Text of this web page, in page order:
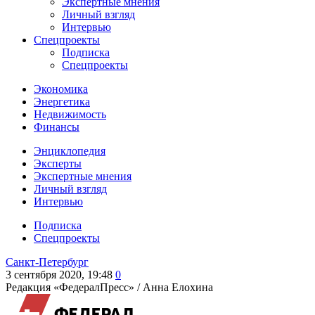
Личный взгляд
Интервью
Спецпроекты
Подписка
Спецпроекты
Экономика
Энергетика
Недвижимость
Финансы
Энциклопедия
Эксперты
Экспертные мнения
Личный взгляд
Интервью
Подписка
Спецпроекты
Санкт-Петербург
3 сентября 2020, 19:48 0
Редакция «ФедералПресс» / Анна Елохина